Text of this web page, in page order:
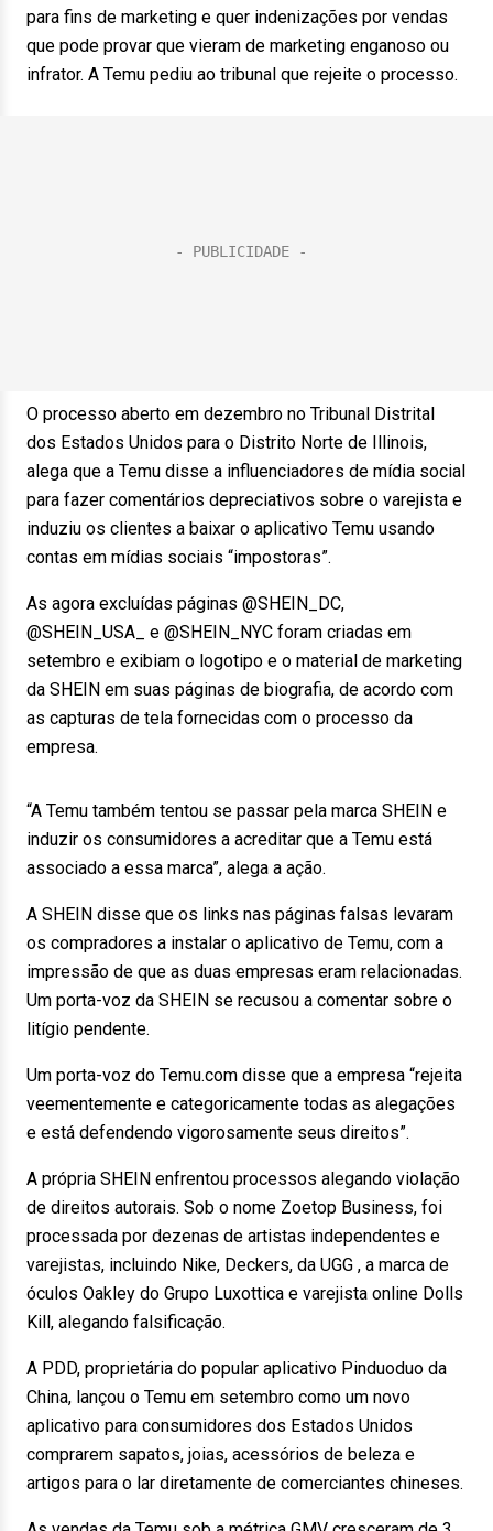
para fins de marketing e quer indenizações por vendas
que pode provar que vieram de marketing enganoso ou
infrator. A Temu pediu ao tribunal que rejeite o processo.
O processo aberto em dezembro no Tribunal Distrital
dos Estados Unidos para o Distrito Norte de Illinois,
alega que a Temu disse a influenciadores de mídia social
para fazer comentários depreciativos sobre o varejista e
induziu os clientes a baixar o aplicativo Temu usando
contas em mídias sociais “impostoras”.
As agora excluídas páginas @SHEIN_DC,
@SHEIN_USA_ e @SHEIN_NYC foram criadas em
setembro e exibiam o logotipo e o material de marketing
da SHEIN em suas páginas de biografia, de acordo com
as capturas de tela fornecidas com o processo da
empresa.
“A Temu também tentou se passar pela marca SHEIN e
induzir os consumidores a acreditar que a Temu está
associado a essa marca”, alega a ação.
A SHEIN disse que os links nas páginas falsas levaram
os compradores a instalar o aplicativo de Temu, com a
impressão de que as duas empresas eram relacionadas.
Um porta-voz da SHEIN se recusou a comentar sobre o
litígio pendente.
Um porta-voz do Temu.com disse que a empresa “rejeita
veementemente e categoricamente todas as alegações
e está defendendo vigorosamente seus direitos”.
A própria SHEIN enfrentou processos alegando violação
de direitos autorais. Sob o nome Zoetop Business, foi
processada por dezenas de artistas independentes e
varejistas, incluindo Nike, Deckers, da UGG , a marca de
óculos Oakley do Grupo Luxottica e varejista online Dolls
Kill, alegando falsificação.
A PDD, proprietária do popular aplicativo Pinduoduo da
China, lançou o Temu em setembro como um novo
aplicativo para consumidores dos Estados Unidos
comprarem sapatos, joias, acessórios de beleza e
artigos para o lar diretamente de comerciantes chineses.